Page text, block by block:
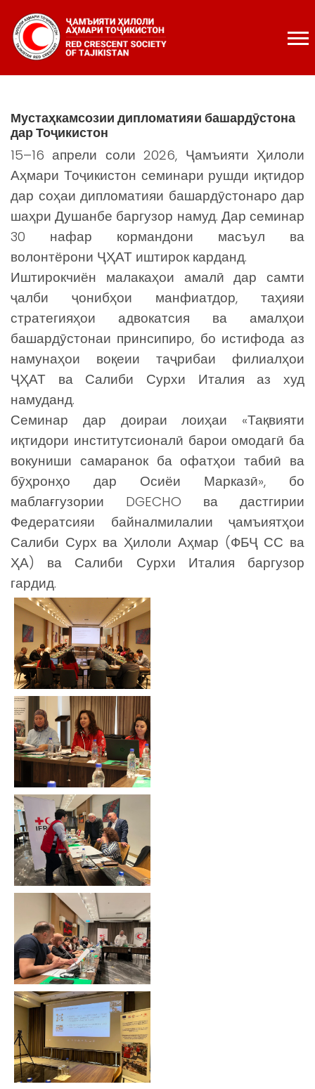
Мустаҳкамсозии дипломатияи башардӯстона
дар Тоҷикистон
15–16 апрели соли 2026, Ҷамъияти Ҳилоли
Аҳмари Тоҷикистон семинари рушди иқтидор
дар соҳаи дипломатияи башардӯстонаро дар
шаҳри Душанбе баргузор намуд. Дар семинар
30 нафар кормандони масъул ва
волонтёрони ҶҲАТ иштирок карданд.
Иштирокчиён малакаҳои амалӣ дар самти
ҷалби ҷонибҳои манфиатдор, таҳияи
стратегияҳои адвокатсия ва амалҳои
башардӯстонаи принсипиро, бо истифода аз
намунаҳои воқеии таҷрибаи филиалҳои
ҶҲАТ ва Салиби Сурхи Италия аз худ
намуданд.
Семинар дар доираи лоиҳаи «Тақвияти
иқтидори институтсионалӣ барои омодагӣ ба
вокуниши самаранок ба офатҳои табиӣ ва
бӯҳронҳо дар Осиёи Марказӣ», бо
маблағгузории DGECHO ва дастгирии
Федератсияи байналмилалии ҷамъиятҳои
Салиби Сурх ва Ҳилоли Аҳмар (ФБҶ СС ва
ҲА) ва Салиби Сурхи Италия баргузор
гардид.